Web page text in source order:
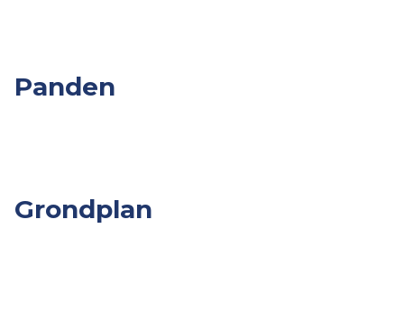
Panden
Grondplan